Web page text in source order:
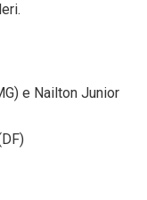
e Nailton Junior